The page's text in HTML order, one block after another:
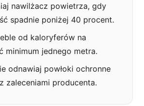
nawilżacz powietrza, gdy
spadnie poniżej 40 procent.
od kaloryferów na
minimum jednego metra.
odnawiaj powłoki ochronne
zaleceniami producenta.